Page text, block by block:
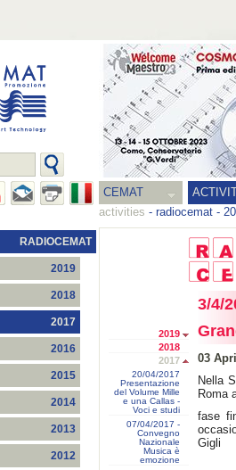
CEMAT
activities - radiocemat -
RADIOCEMAT
2019
2018
2017
2016
2015
2014
2013
2012
2019
2018
2017
20/04/2017
Presentazione
del Volume Mille
e una Callas -
Voci e studi
07/04/2017 -
Convegno
Nazionale
Musica è
emozione
3/4/
03
Nella
Roma
fase
Gigli